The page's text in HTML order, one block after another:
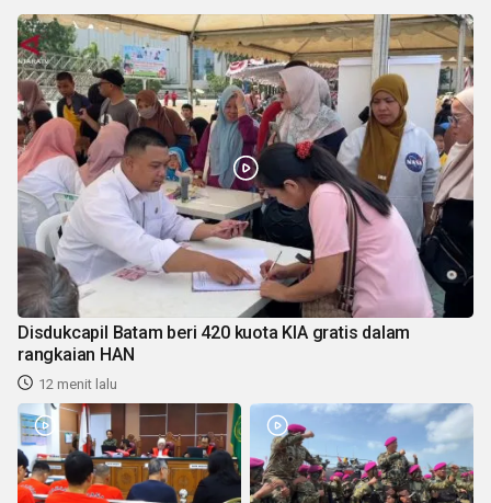
Disdukcapil Batam beri 420 kuota KIA gratis dalam
rangkaian HAN
12 menit lalu